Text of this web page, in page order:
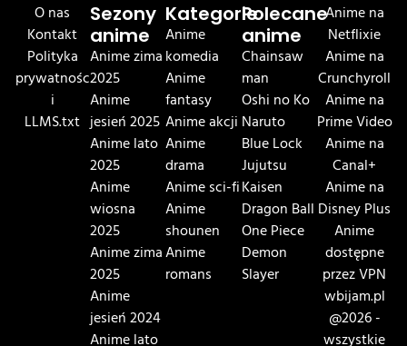
O nas
Kontakt
Polityka
prywatnośc
i
LLMS.txt
Sezony
anime
Anime zima
2025
Anime
jesień 2025
Anime lato
2025
Anime
wiosna
2025
Anime zima
2025
Anime
jesień 2024
Kategorie
Anime
komedia
Anime
fantasy
Anime akcji
Anime
drama
Anime sci-fi
Anime
shounen
Anime
romans
Polecane
anime
Chainsaw
man
Oshi no Ko
Naruto
Blue Lock
Jujutsu
Kaisen
Dragon Ball
One Piece
Demon
Slayer
Anime na
Netflixie
Anime na
Crunchyroll
Anime na
Prime Video
Anime na
Canal+
Anime na
Disney Plus
Anime
dostępne
przez VPN
wbijam.pl
@2026 -